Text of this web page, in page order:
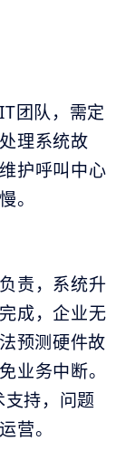
团队，需定
理系统故
护呼叫中心
。
责，系统升
成，企业无
预测硬件故
业务中断。
持，问题
营。